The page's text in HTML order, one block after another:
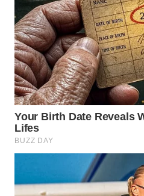
TRAVEL
WAHANA
TV
WAHANANEWS
ID
WAHANANEWS
CO ID
WAHANANEWS
NET